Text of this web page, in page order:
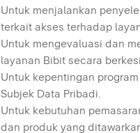
Untuk menjalankan
terkait akses terhadap
Untuk mengevaluasi dan
layanan Bibit secara
Untuk kepentingan
Subjek Data Pribadi.
Untuk kebutuhan
dan produk yang